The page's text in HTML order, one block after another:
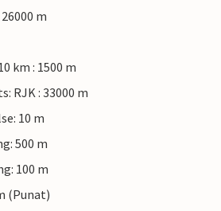
m
km : 1500 m
RJK : 33000 m
10 m
500 m
100 m
(Punat)